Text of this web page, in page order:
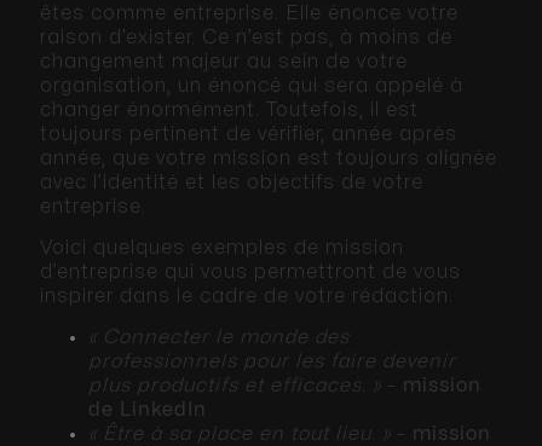
êtes comme entreprise. Elle énonce votre
raison d’exister. Ce n’est pas, à moins de
changement majeur au sein de votre
organisation, un énoncé qui sera appelé à
changer énormément. Toutefois, il est
toujours pertinent de vérifier, année après
année, que votre mission est toujours alignée
avec l’identité et les objectifs de votre
entreprise.
Voici quelques exemples de mission
d’entreprise qui vous permettront de vous
inspirer dans le cadre de votre rédaction.
« Connecter le monde des
professionnels pour les faire devenir
plus productifs et efficaces. » – mission
de LinkedIn
« Être à sa place en tout lieu. » – mission